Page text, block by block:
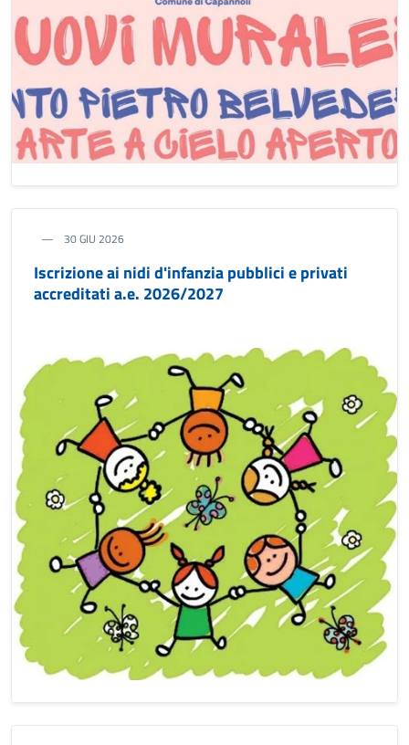
30 GIU 2026
Iscrizione ai nidi d'infanzia pubblici e privati
accreditati a.e. 2026/2027